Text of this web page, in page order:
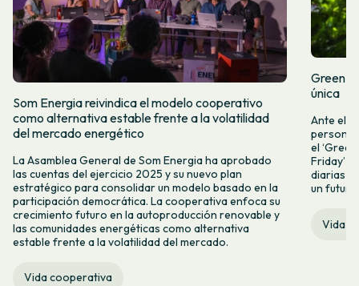
Som Energia reivindica el modelo cooperativo
como alternativa estable frente a la volatilidad
del mercado energético
La Asamblea General de Som Energia ha aprobado
las cuentas del ejercicio 2025 y su nuevo plan
estratégico para consolidar un modelo basado en la
participación democrática. La cooperativa enfoca su
crecimiento futuro en la autoproducción renovable y
las comunidades energéticas como alternativa
estable frente a la volatilidad del mercado.
Vida cooperativa
Green
única
Ante el
el
Friday’
diarias y
un
Vida